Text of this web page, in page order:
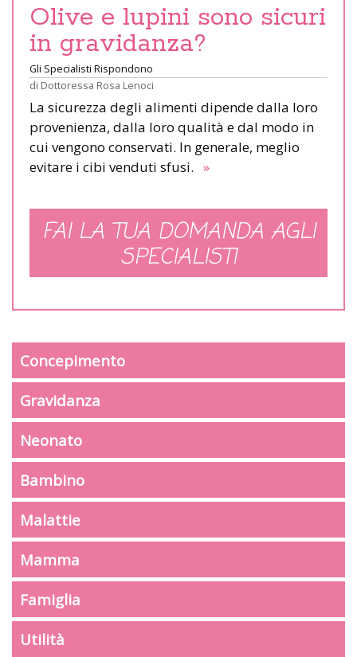
Olive e lupini sono sicuri
in gravidanza?
Gli Specialisti Rispondono
di Dottoressa Rosa Lenoci
La sicurezza degli alimenti dipende dalla loro
provenienza, dalla loro qualità e dal modo in
cui vengono conservati. In generale, meglio
evitare i cibi venduti sfusi. »
FAI LA TUA DOMANDA AGLI
SPECIALISTI
Concepimento
Gravidanza
Neonato
Bambino
Malattie
Mamma
Famiglia
Utilità